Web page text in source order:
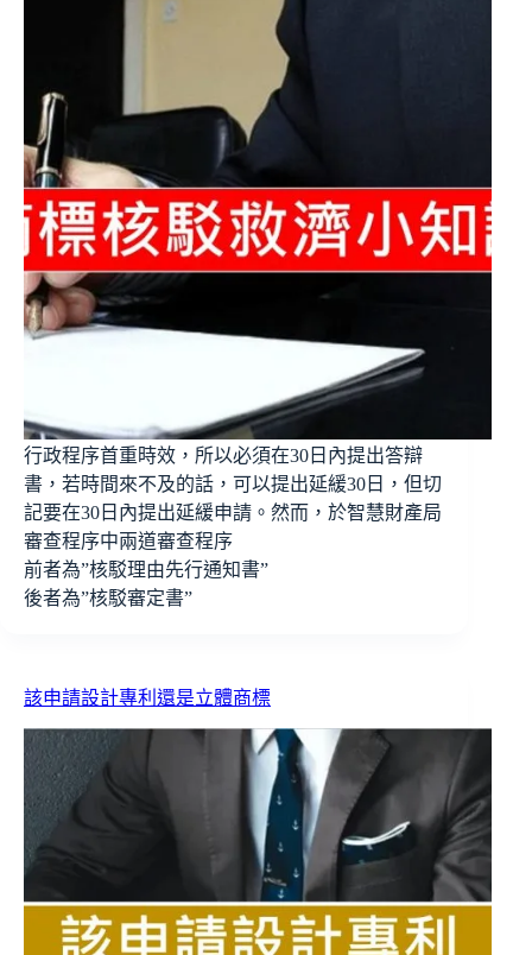
行政程序首重時效，所以必須在30日內提出答辯
書，若時間來不及的話，可以提出延緩30日，但切
記要在30日內提出延緩申請。然而，於智慧財產局
審查程序中兩道審查程序
前者為”核駁理由先行通知書”
後者為”核駁審定書”
該申請設計專利還是立體商標